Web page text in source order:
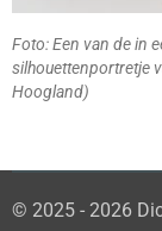
Foto: Een van de in
silhouettenportretje
Hoogland)
© 2025 - 2026